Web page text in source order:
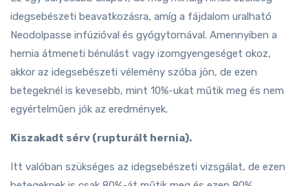
idegsebészeti beavatkozásra, amíg a fájdalom uralható
Neodolpasse infúzióval és gyógytornával. Amennyiben a
hernia átmeneti bénulást vagy izomgyengeséget okoz,
akkor az idegsebészeti vélemény szóba jön, de ezen
betegeknél is kevesebb, mint 10%-ukat műtik meg és nem
egyértelműen jók az eredmények.
Kiszakadt sérv (rupturált hernia).
Itt valóban szükséges az idegsebészeti vizsgálat, de ezen